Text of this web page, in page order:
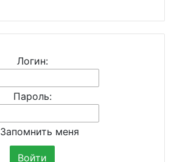
Логин:
Пароль:
Запомнить меня